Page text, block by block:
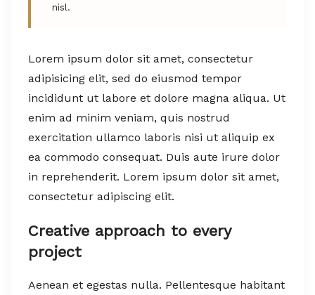
nisl.
Lorem ipsum dolor sit amet, consectetur
adipisicing elit, sed do eiusmod tempor
incididunt ut labore et dolore magna aliqua. Ut
enim ad minim veniam, quis nostrud
exercitation ullamco laboris nisi ut aliquip ex
ea commodo consequat. Duis aute irure dolor
in reprehenderit. Lorem ipsum dolor sit amet,
consectetur adipiscing elit.
Creative approach to every
project
Aenean et egestas nulla. Pellentesque habitant